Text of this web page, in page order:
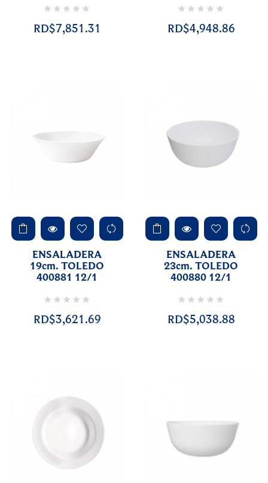
RD$7,851.31 RD$4,948.86
ENSALADERA
19cm. TOLEDO
400881 12/1
RD$3,621.69
ENSALADERA
23cm. TOLEDO
400880 12/1
RD$5,038.88